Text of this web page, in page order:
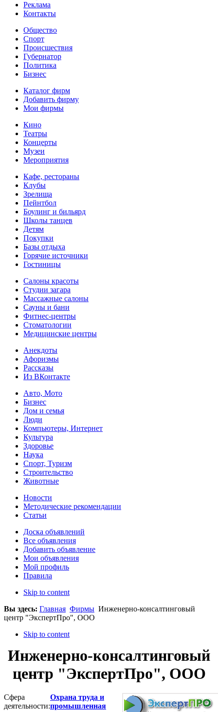
Реклама
Контакты
Общество
Спорт
Происшествия
Губернатор
Политика
Бизнес
Каталог фирм
Добавить фирму
Мои фирмы
Кино
Театры
Концерты
Музеи
Мероприятия
Кафе, рестораны
Клубы
Зрелища
Пейнтбол
Боулинг и бильярд
Школы танцев
Детям
Покупки
Базы отдыха
Горячие источники
Гостиницы
Салоны красоты
Студии загара
Массажные салоны
Сауны и бани
Фитнес-центры
Стоматологии
Медицинские центры
Анекдоты
Афоризмы
Рассказы
Из ВКонтакте
Авто, Мото
Бизнес
Дом и семья
Люди
Компьютеры, Интернет
Культура
Здоровье
Наука
Спорт, Туризм
Строительство
Животные
Новости
Методические рекомендации
Статьи
Доска объявлений
Все объявления
Добавить объявление
Мои объявления
Мой профиль
Правила
Skip to content
Вы здесь: Главная Фирмы Инженерно-консалтинговый
центр "ЭкспертПро", ООО
Skip to content
Инженерно-консалтинговый
центр "ЭкспертПро", ООО
Сфера
деятельности:
Охрана труда и
промышленная